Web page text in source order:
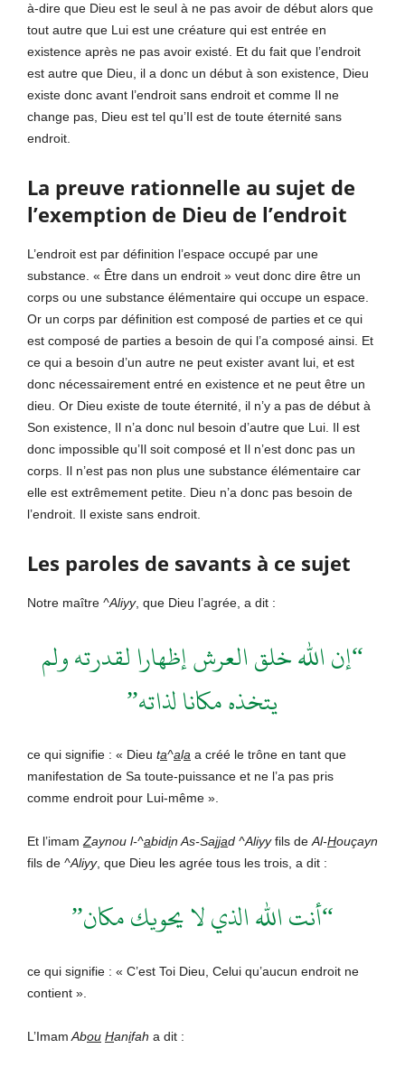
à-dire que Dieu est le seul à ne pas avoir de début alors que
tout autre que Lui est une créature qui est entrée en
existence après ne pas avoir existé. Et du fait que l’endroit
est autre que Dieu, il a donc un début à son existence, Dieu
existe donc avant l’endroit sans endroit et comme Il ne
change pas, Dieu est tel qu’Il est de toute éternité sans
endroit.
La preuve rationnelle au sujet de
l’exemption de Dieu de l’endroit
L’endroit est par définition l’espace occupé par une
substance. « Être dans un endroit » veut donc dire être un
corps ou une substance élémentaire qui occupe un espace.
Or un corps par définition est composé de parties et ce qui
est composé de parties a besoin de qui l’a composé ainsi. Et
ce qui a besoin d’un autre ne peut exister avant lui, et est
donc nécessairement entré en existence et ne peut être un
dieu. Or Dieu existe de toute éternité, il n’y a pas de début à
Son existence, Il n’a donc nul besoin d’autre que Lui. Il est
donc impossible qu’Il soit composé et Il n’est donc pas un
corps. Il n’est pas non plus une substance élémentaire car
elle est extrêmement petite. Dieu n’a donc pas besoin de
l’endroit. Il existe sans endroit.
Les paroles de savants à ce sujet
Notre maître ^Aliyy, que Dieu l’agrée, a dit :
“إن الله خلق العرش إظهارا لقدرته ولم
يتخذه مكانا لذاته”
ce qui signifie : « Dieu ta^ala a créé le trône en tant que
manifestation de Sa toute-puissance et ne l’a pas pris
comme endroit pour Lui-même ».
Et l’imamZaynou l-^abidin As-Sajjad ^Aliyyfils deAl-Houçayn
fils de ^Aliyy, que Dieu les agrée tous les trois, a dit :
“أنت الله الذي لا يحويك مكان”
ce qui signifie : « C’est Toi Dieu, Celui qu’aucun endroit ne
contient ».
L’Imam Abou Hanifah a dit :